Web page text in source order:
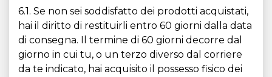
6.1. Se non sei soddisfatto dei prodotti acquistati,
hai il diritto di restituirli entro 60 giorni dalla data
di consegna. Il termine di 60 giorni decorre dal
giorno in cui tu, o un terzo diverso dal corriere
da te indicato, hai acquisito il possesso fisico dei